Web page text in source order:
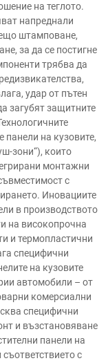
на теглото.
напреднали
штамповане,
за да се постигне
трябва да
удар от пътен
загубят защитните
панели на кузовите,
зони“), които
монтажни
с
Иновациите
в производството
на високопрочна
и термопластични
специфични
на кузовите
автомобили – от
комерсиални
специфични
и възстановяване
панели на
съответствието с